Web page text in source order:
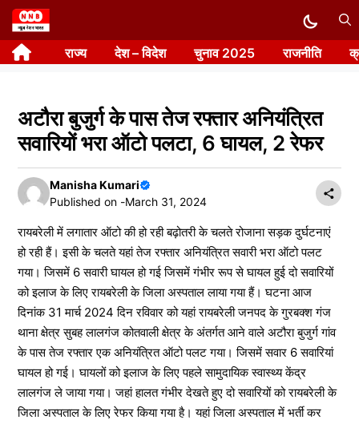
Skip
to
content राज्य देश – विदेश चुनाव 2025 राजनीति
अटौरा बुजुर्ग के पास तेज रफ्तार अनियंत्रित
सवारियों भरा ऑटो पलटा, 6 घायल, 2 रेफर
Manisha Kumari
Published on -March 31, 2024
रायबरेली में लगातार ऑटो की हो रही बढ़ोतरी के चलते रोजाना सड़क दुर्घटनाएं
हो रही हैं। इसी के चलते यहां तेज रफ्तार अनियंत्रित सवारी भरा ऑटो पलट
गया। जिसमें 6 सवारी घायल हो गई जिसमें गंभीर रूप से घायल हुई दो सवारियों
को इलाज के लिए रायबरेली के जिला अस्पताल लाया गया हैं। घटना आज
दिनांक 31 मार्च 2024 दिन रविवार को यहां रायबरेली जनपद के गुरबक्श गंज
थाना क्षेत्र सुबह लालगंज कोतवाली क्षेत्र के अंतर्गत आने वाले अटौरा बुजुर्ग गांव
के पास तेज रफ्तार एक अनियंत्रित ऑटो पलट गया। जिसमें सवार 6 सवारियां
घायल हो गई। घायलों को इलाज के लिए पहले सामुदायिक स्वास्थ्य केंद्र
लालगंज ले जाया गया। जहां हालत गंभीर देखते हुए दो सवारियों को रायबरेली के
जिला अस्पताल के लिए रेफर किया गया है। यहां जिला अस्पताल में भर्ती कर